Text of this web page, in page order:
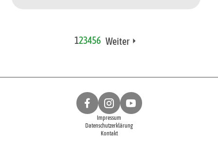
123456 Weiter
Impressum
Datenschutzerklärung
Kontakt